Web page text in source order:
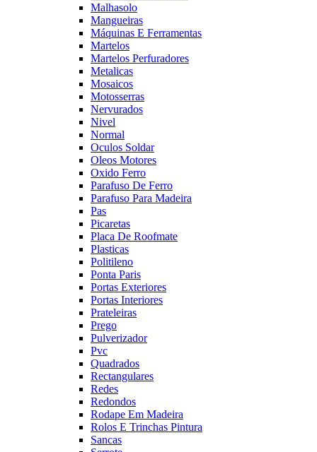
Malhasolo
Mangueiras
Máquinas E Ferramentas
Martelos
Martelos Perfuradores
Metalicas
Mosaicos
Motosserras
Nervurados
Nivel
Normal
Oculos Soldar
Oleos Motores
Oxido Ferro
Parafuso De Ferro
Parafuso Para Madeira
Pas
Picaretas
Placa De Roofmate
Plasticas
Politileno
Ponta Paris
Portas Exteriores
Portas Interiores
Prateleiras
Prego
Pulverizador
Pvc
Quadrados
Rectangulares
Redes
Redondos
Rodape Em Madeira
Rolos E Trinchas Pintura
Sancas